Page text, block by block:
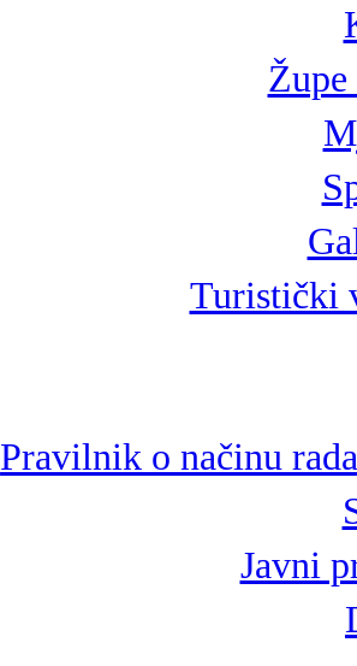
Turistički
Pravilnik o načinu
Javni